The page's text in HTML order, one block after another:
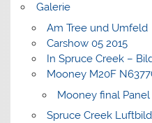
Galerie
Am Tree und Umfeld
Carshow 05 2015
In Spruce Creek –
Mooney M20F
Mooney final
Spruce Creek